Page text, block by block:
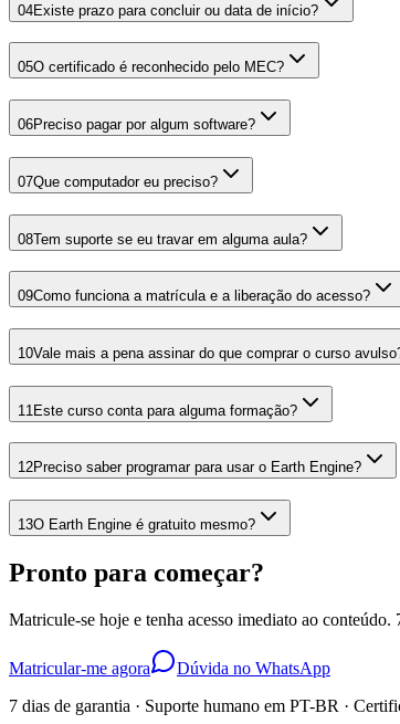
04Existe prazo para concluir ou data de início?
05O certificado é reconhecido pelo MEC?
06Preciso pagar por algum software?
07Que computador eu preciso?
08Tem suporte se eu travar em alguma aula?
09Como funciona a matrícula e a liberação do acesso?
10Vale mais a pena assinar do que comprar o curso
11 Este curso conta para alguma formação?
12Preciso saber programar para usar o Earth Engine?
13O Earth Engine é gratuito mesmo?
Pronto para começar?
Matricule-se hoje e tenha acesso imediato ao
Matricular-me agora
Dúvida no WhatsApp
7 dias de garantia · Suporte humano em PT-BR ·